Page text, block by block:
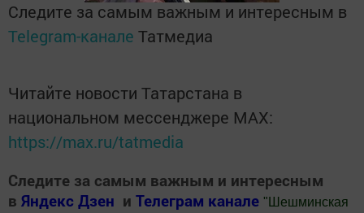
Следите за самым важным и интересным в
Telegram-канале Татмедиа
Читайте новости Татарстана в
национальном мессенджере MАХ:
https://max.ru/tatmedia
Следите за самым важным и интересным
в Яндекс Дзен и Телеграм канале " Шешминская